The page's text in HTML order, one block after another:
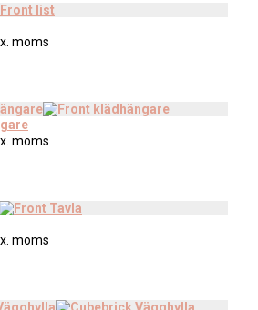
moms
moms
moms